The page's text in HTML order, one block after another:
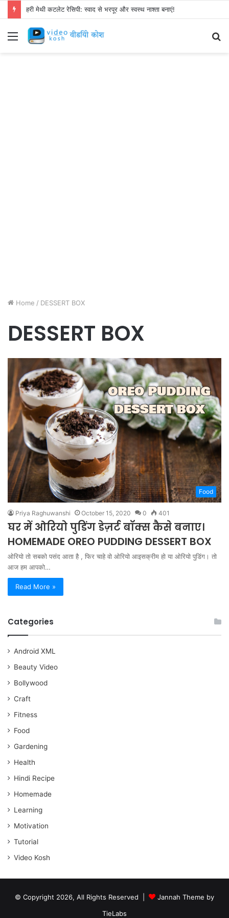
हरी मेथी कटलेट रेसिपी: स्वाद से भरपूर और स्वस्थ नाश्ता बनाएं!
Menu
Home / DESSERT BOX
DESSERT BOX
Food
Priya Raghuwanshi October 15, 2020 0 401
घर में ओरियो पुडिंग डेज़र्ट बॉक्स कैसे बनाए।
HOMEMADE OREO PUDDING DESSERT BOX
ओरियो तो सबको पसंद आता है , फिर चाहे वो ओरियो आइसक्रीम हो या ओरियो पुडिंग। तो
आज हम आपको…
Read More »
Categories
Android XML
Beauty Video
Bollywood
Craft
Fitness
Food
Gardening
Health
Hindi Recipe
Homemade
Learning
Motivation
Tutorial
Video Kosh
© Copyright 2026, All Rights Reserved |
Jannah Theme by
TieLabs